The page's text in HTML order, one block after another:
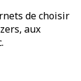
de choisir
aux